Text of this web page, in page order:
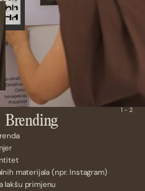
1 - 2
Brending
materijala (npr. Instagram)
lakšu primjenu